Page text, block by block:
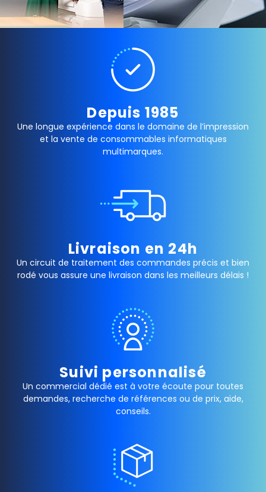
Depuis 1985
Une longue expérience dans le domaine de l’impression
et la vente de consommables informatiques
multimarques.
Livraison en 24h
Un circuit de traitement des commandes précis et bien
rodé vous assure une livraison dans les meilleurs délais !
Suivi personnalisé
Un commercial dédié est à votre écoute pour toutes
demandes, recherche de références ou de prix, aide,
conseils.